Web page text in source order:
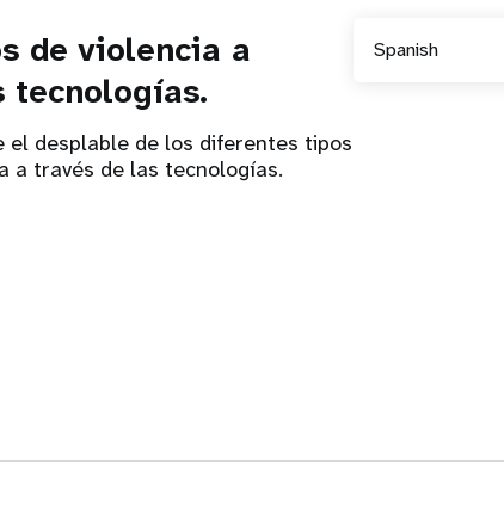
de violencia a
tecnologías.
el desplable de los diferentes tipos
a través de las tecnologías.
Spanish